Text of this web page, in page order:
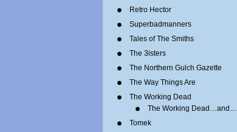
Retro Hector
Superbadmanners
Tales of The Smiths
The 3isters
The Northern Gulch Gazette
The Way Things Are
The Working Dead
The Working Dead…and…
Tomek